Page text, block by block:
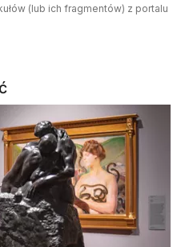
(lub ich fragmentów) z portalu